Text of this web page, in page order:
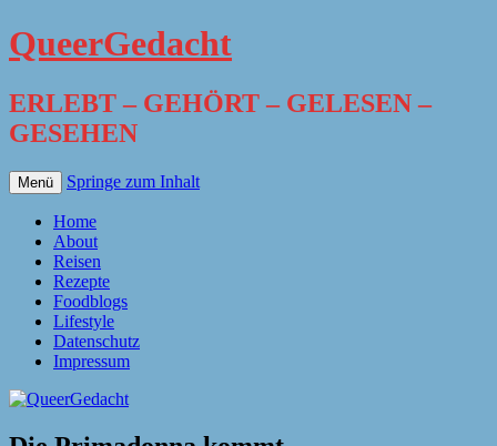
QueerGedacht
ERLEBT – GEHÖRT – GELESEN –
GESEHEN
Menü Springe zum Inhalt
Home
About
Reisen
Rezepte
Foodblogs
Lifestyle
Datenschutz
Impressum